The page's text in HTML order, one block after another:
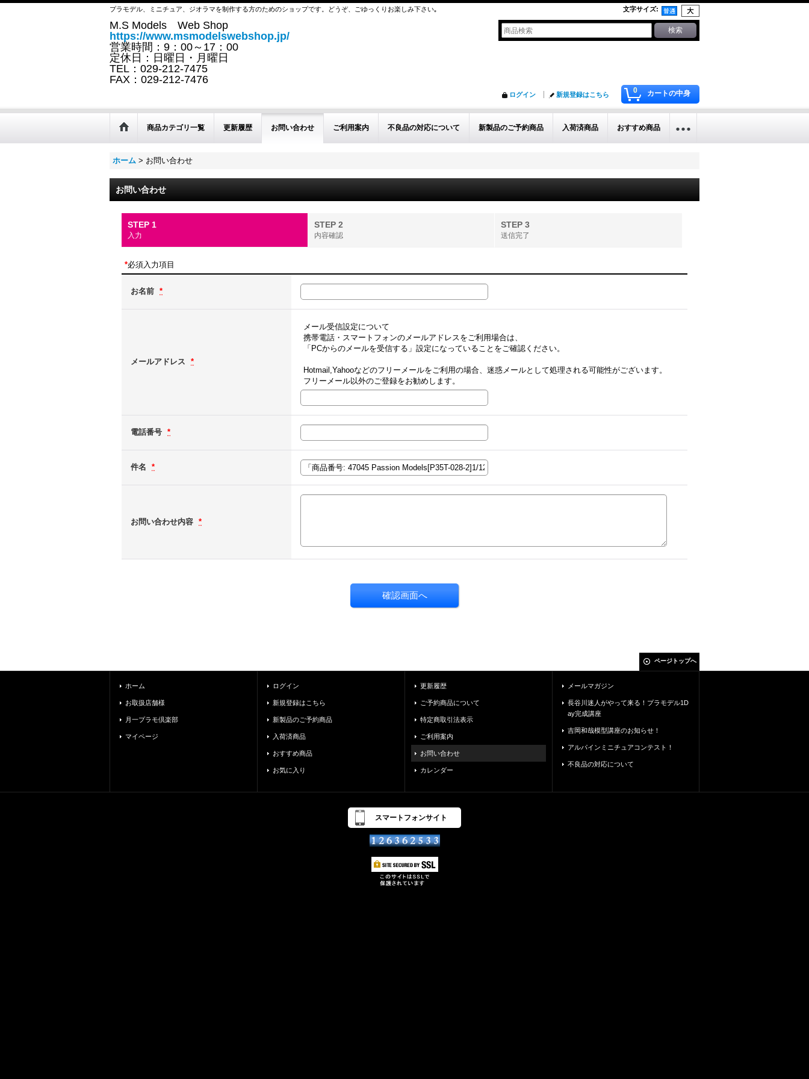
プラモデル、ミニチュア、ジオラマを制作する方のためのショップです。どうぞ、ごゆっくりお楽しみ下さい｡ 文字サイズ:
M.S Models Web Shop
https://www.msmodelswebshop.jp/
営業時間：9：00～17：00
定休日：日曜日・月曜日
TEL：029-212-7475
FAX：029-212-7476
0 カートの中身
ログイン 新規登録はこちら
商品カテゴリ一覧 更新履歴 お問い合わせ ご利用案内 不良品の対応について 新製品のご予約商品 入荷済商品 おすすめ商品
ホーム > お問い合わせ
お問い合わせ
STEP 1
入力
STEP 2
内容確認
STEP 3
送信完了
*必須入力項目
お名前 *
メールアドレス *
メール受信設定について
携帯電話・スマートフォンのメールアドレスをご利用場合は、
「PCからのメールを受信する」設定になっていることをご確認ください。
Hotmail,Yahooなどのフリーメールをご利用の場合、迷惑メールとして処理される可能性がございます。
フリーメール以外のご登録をお勧めします。
電話番号 *
件名 *
お問い合わせ内容 *
ページトップへ
ホーム
お取扱店舗様
月一プラモ倶楽部
マイページ
ログイン
新規登録はこちら
新製品のご予約商品
入荷済商品
おすすめ商品
お気に入り
更新履歴
ご予約商品について
特定商取引法表示
ご利用案内
お問い合わせ
カレンダー
メールマガジン
長谷川迷人がやって来る！プラモデル1D
ay完成講座
吉岡和哉模型講座のお知らせ！
アルパインミニチュアコンテスト！
不良品の対応について
スマートフォンサイト